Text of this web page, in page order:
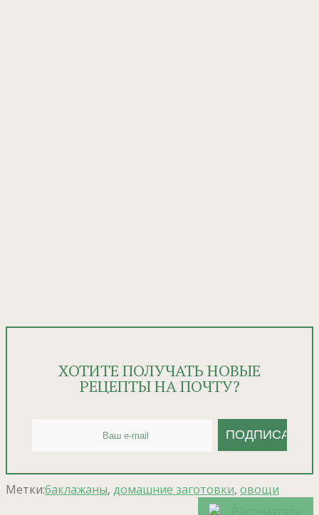
ХОТИТЕ ПОЛУЧАТЬ НОВЫЕ
РЕЦЕПТЫ НА ПОЧТУ?
Метки:баклажаны, домашние заготовки, овощи